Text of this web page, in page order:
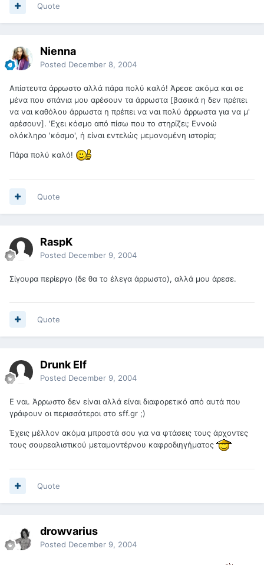
Quote
Nienna
Posted December 8, 2004
Απίστευτα άρρωστο αλλά πάρα πολύ καλό! Άρεσε ακόμα και σε
μένα που σπάνια μου αρέσουν τα άρρωστα [βασικά η δεν πρέπει
να ναι καθόλου άρρωστα η πρέπει να ναι πολύ άρρωστα για να μ'
αρέσουν]. 'Εχει κόσμο από πίσω που το στηρίζει; Εννοώ
ολόκληρο 'κόσμο', ή είναι εντελώς μεμονομένη ιστορία;
Πάρα πολύ καλό!
Quote
RaspK
Posted December 9, 2004
Σίγουρα περίεργο (δε θα το έλεγα άρρωστο), αλλά μου άρεσε.
Quote
Drunk Elf
Posted December 9, 2004
Ε ναι. Άρρωστο δεν είναι αλλά είναι διαφορετικό από αυτά που
γράφουν οι περισσότεροι στο sff.gr ;)
Έχεις μέλλον ακόμα μπροστά σου για να φτάσεις τους άρχοντες
τους σουρεαλιστικού μεταμοντέρνου καφροδιηγήματος
Quote
drowvarius
Posted December 9, 2004